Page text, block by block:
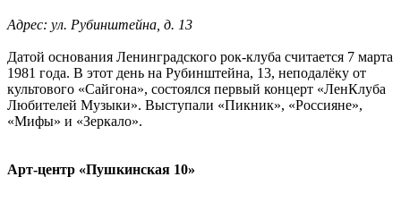
Адрес: ул. Рубинштейна, д. 13
Датой основания Ленинградского рок-клуба считается 7 марта
1981 года. В этот день на Рубинштейна, 13, неподалёку от
культового «Сайгона», состоялся первый концерт «ЛенКлуба
Любителей Музыки». Выступали «Пикник», «Россияне»,
«Мифы» и «Зеркало».
Арт-центр «Пушкинская 10»